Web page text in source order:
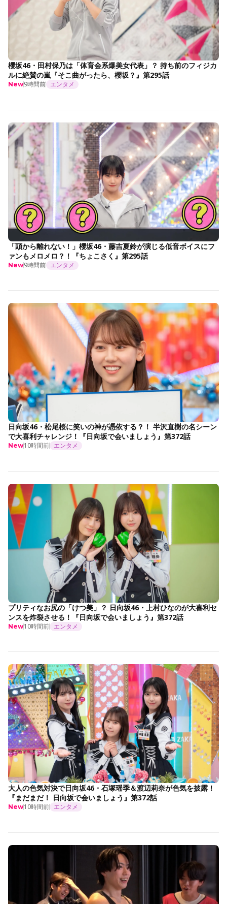
櫻坂46・田村保乃は「体育会系爆美女代表」？ 持ち前のフィジカ
ルに絶賛の嵐『そこ曲がったら、櫻坂？』第295話
New9時間前 エンタメ
「頭から離れない！」櫻坂46・藤吉夏鈴が演じる低音ボイスにフ
ァンもメロメロ？！『ちょこさく』第295話
New9時間前 エンタメ
日向坂46・松尾桜に笑いの神が憑依する？！ 半沢直樹の名シーン
で大喜利チャレンジ！『日向坂で会いましょう』第372話
New10時間前 エンタメ
プリティなお尻の「けつ美」？ 日向坂46・上村ひなのが大喜利セ
ンスを炸裂させる！『日向坂で会いましょう』第372話
New10時間前 エンタメ
大人の色気対決で日向坂46・石塚瑶季＆渡辺莉奈が色気を披露！
『まだまだ！ 日向坂で会いましょう』第372話
New10時間前 エンタメ